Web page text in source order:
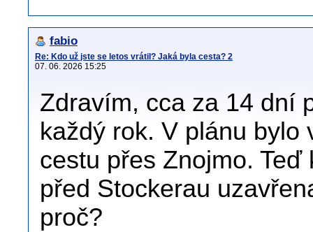
fabio
Re: Kdo už jste se letos vrátil? Jaká byla cesta? 2
07. 06. 2026 15:25
Zdravím, cca za 14 dní
každý rok. V plánu bylo
cestu přes Znojmo.
před Stockerau
proč?